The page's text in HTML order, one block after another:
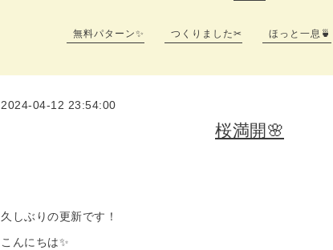
無料パターン✨ つくりました✂ ほっと一息🍵
2024-04-12 23:54:00
桜満開🌸
久しぶりの更新です！
こんにちは✨